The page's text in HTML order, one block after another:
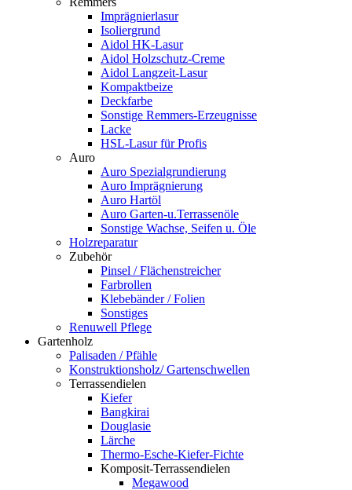
Imprägnierlasur
Isoliergrund
Aidol HK-Lasur
Aidol Holzschutz-Creme
Aidol Langzeit-Lasur
Kompaktbeize
Deckfarbe
Sonstige Remmers-Erzeugnisse
Lacke
HSL-Lasur für Profis
Auro
Auro Spezialgrundierung
Auro Imprägnierung
Auro Hartöl
Auro Garten-u.Terrassenöle
Sonstige Wachse, Seifen u. Öle
Holzreparatur
Zubehör
Pinsel / Flächenstreicher
Farbrollen
Klebebänder / Folien
Sonstiges
Renuwell Pflege
Gartenholz
Palisaden / Pfähle
Konstruktionsholz/ Gartenschwellen
Terrassendielen
Kiefer
Bangkirai
Douglasie
Lärche
Thermo-Esche-Kiefer-Fichte
Komposit-Terrassendielen
Megawood